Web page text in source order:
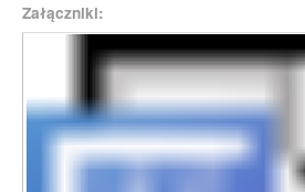
Załączniki: